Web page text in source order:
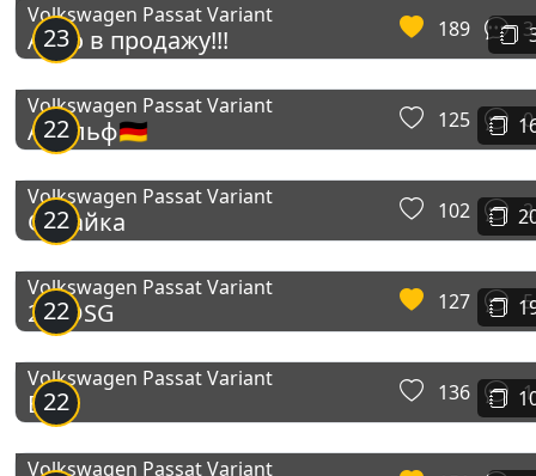
23
Volkswagen Passat Variant
Авто в продажу!!! 189 3
22
Volkswagen Passat Variant
Адольф🇩🇪 125 0
22
Volkswagen Passat Variant
Сарайка 102 2
22
Volkswagen Passat Variant
2.0 DSG 127 5
22
Volkswagen Passat Variant
B8 136 1
Volkswagen Passat Variant